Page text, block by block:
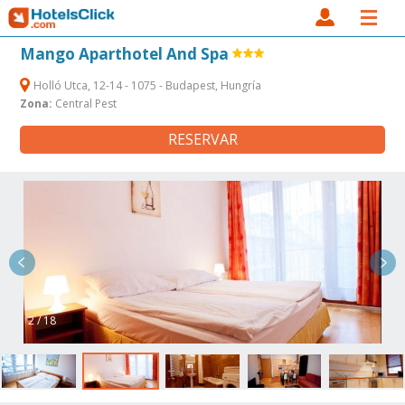
Mango Aparthotel And Spa
Holló Utca, 12-14 - 1075 - Budapest, Hungría
Zona: Central Pest
RESERVAR
2 / 18